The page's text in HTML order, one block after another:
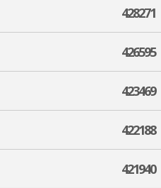
428271
426595
423469
422188
421940